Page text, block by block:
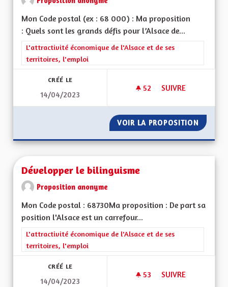
Mon Code postal (ex : 68 000) : Ma proposition
: Quels sont les grands défis pour l’Alsace de...
Filtrer les résultats de la catégorie : L'attractivité
L'attractivité économique de l'Alsace et de ses
territoires, l'emploi
CRÉÉ LE
14/04/2023
52 52 ABONNÉS
SUIVRE
VOIR LA PROPOSITION NE
Développer le bilinguisme
Proposition anonyme
Mon Code postal : 68730Ma proposition : De part sa
position l'Alsace est un carrefour...
Filtrer les résultats de la catégorie : L'attractivité
L'attractivité économique de l'Alsace et de ses
territoires, l'emploi
CRÉÉ LE
14/04/2023
53 53 ABONNÉS
SUIVRE